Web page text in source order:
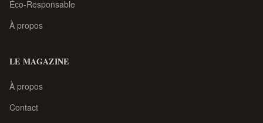
Éco-Responsable
À propos
LE MAGAZINE
À propos
Contact